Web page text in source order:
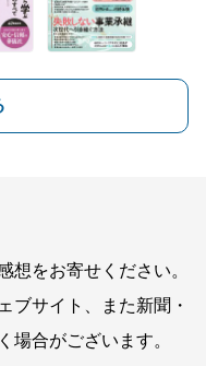
想をお寄せください。
ブサイト、また新聞・
場合がございます。